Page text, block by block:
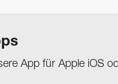
App für Apple iOS